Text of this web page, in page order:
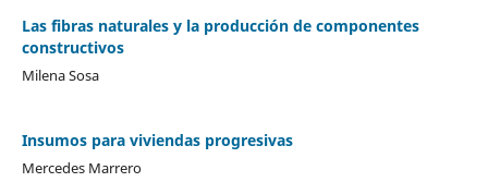
Las fibras naturales y la producción de componentes
constructivos
Milena Sosa
Insumos para viviendas progresivas
Mercedes Marrero